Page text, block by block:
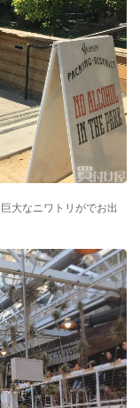
大なニワトリがでお出